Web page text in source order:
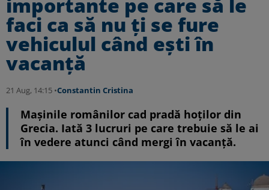
faci ca să nu ți se fure
vehiculul când ești în
vacanță
21 Aug, 14:15 •Constantin Cristina
Mașinile românilor cad pradă hoților din
Grecia. Iată 3 lucruri pe care trebuie să le ai
în vedere atunci când mergi în vacanță.